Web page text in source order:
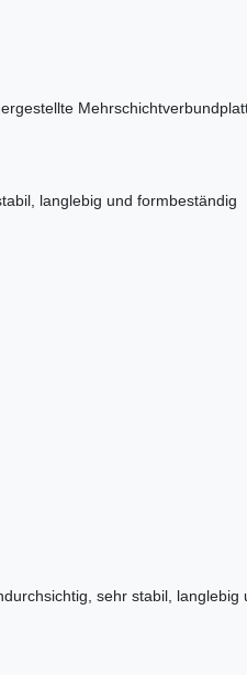
langlebig und formbeständig
sehr stabil, langlebig